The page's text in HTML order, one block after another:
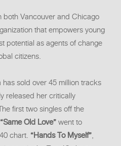
both Vancouver and Chicago
that empowers young
potential as agents of change
citizens.
sold over 45 million tracks
released her critically
first two singles off the
“Same Old Love”went to
chart. “Hands To Myself”,